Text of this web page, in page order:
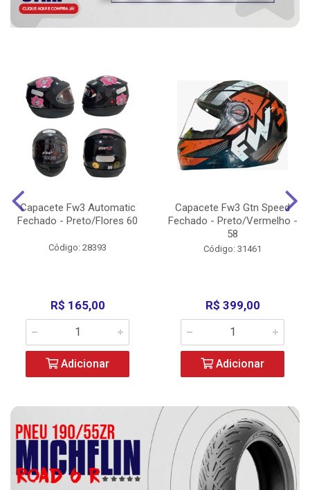
Capacete Fw3 Automatic
Fechado - Preto/Flores 60
Código: 28393
R$ 165,00
Adicionar
Capacete Fw3 Gtn Speed
Fechado - Preto/Vermelho -
58
Código: 31461
R$ 399,00
Adicionar